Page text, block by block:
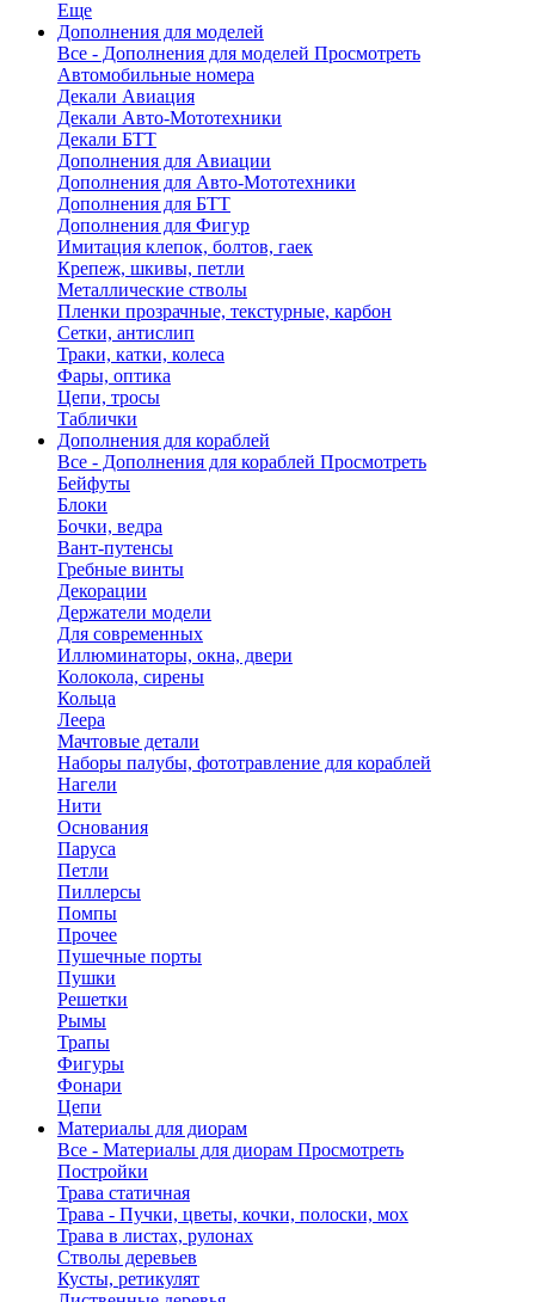
Еще
Дополнения для моделей
Все - Дополнения для моделей Просмотреть
Автомобильные номера
Декали Авиация
Декали Авто-Мототехники
Декали БТТ
Дополнения для Авиации
Дополнения для Авто-Мототехники
Дополнения для БТТ
Дополнения для Фигур
Имитация клепок, болтов, гаек
Крепеж, шкивы, петли
Металлические стволы
Пленки прозрачные, текстурные, карбон
Сетки, антислип
Траки, катки, колеса
Фары, оптика
Цепи, тросы
Таблички
Дополнения для кораблей
Все - Дополнения для кораблей Просмотреть
Бейфуты
Блоки
Бочки, ведра
Вант-путенсы
Гребные винты
Декорации
Держатели модели
Для современных
Иллюминаторы, окна, двери
Колокола, сирены
Кольца
Леера
Мачтовые детали
Наборы палубы, фототравление для кораблей
Нагели
Нити
Основания
Паруса
Петли
Пиллерсы
Помпы
Прочее
Пушечные порты
Пушки
Решетки
Рымы
Трапы
Фигуры
Фонари
Цепи
Материалы для диорам
Все - Материалы для диорам Просмотреть
Постройки
Трава статичная
Трава - Пучки, цветы, кочки, полоски, мох
Трава в листах, рулонах
Стволы деревьев
Кусты, ретикулят